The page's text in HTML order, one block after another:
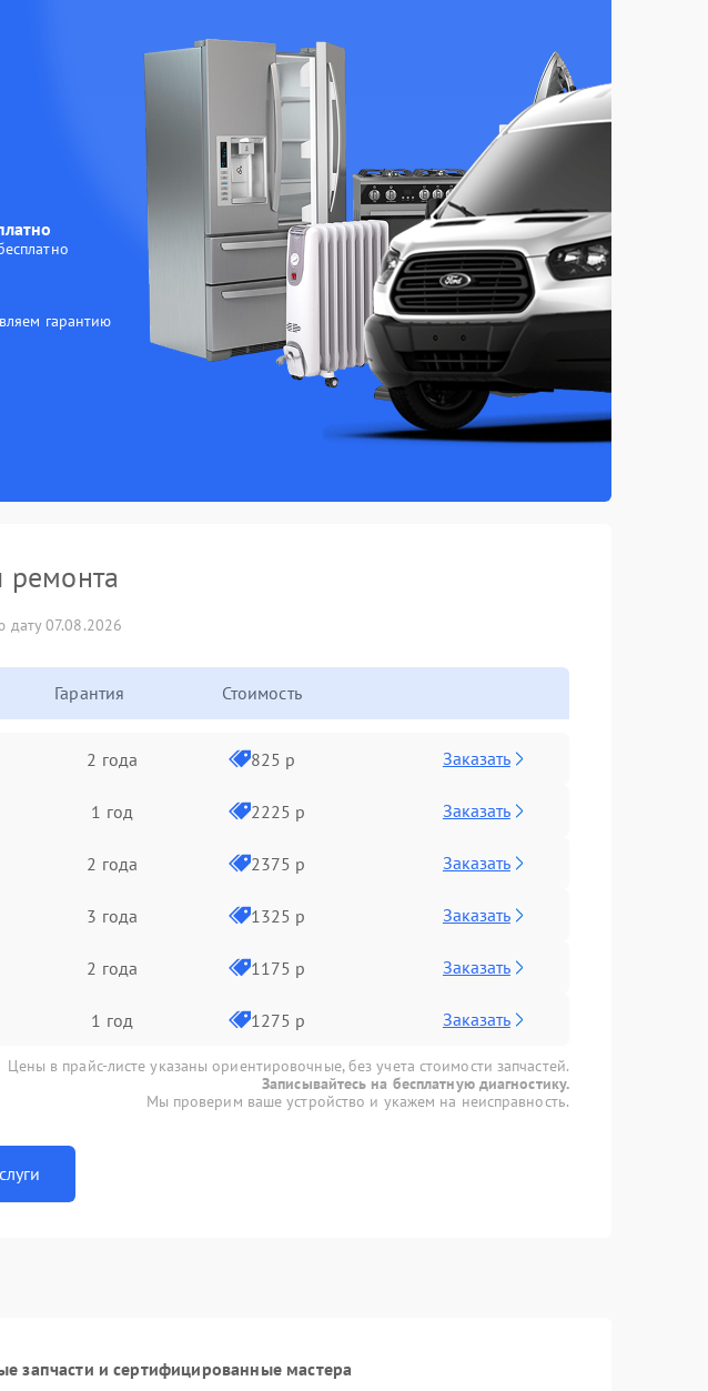
гарантию
ремонта
дату 07.08.2026
Гарантия Стоимость
2 года 825 р Заказать
1 год 2225 р Заказать
2 года 2375 р Заказать
3 года 1325 р Заказать
2 года 1175 р Заказать
1 год 1275 р Заказать
Цены в прайс-листе указаны ориентировочные, без учета стоимости запчастей.
Записывайтесь на бесплатную диагностику.
Мы проверим ваше устройство и укажем на неисправность.
запчасти и сертифицированные мастера